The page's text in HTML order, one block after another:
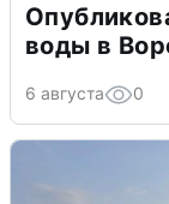
воды в
6 августа 0